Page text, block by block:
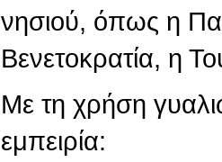
νησιού, όπως η
Βενετοκρατία, η
Με τη χρήση
εμπειρία: